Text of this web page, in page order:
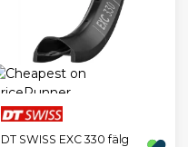
DT SWISS EXC 330 fälg